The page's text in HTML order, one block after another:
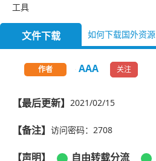
工具
文件下载 如何下载国外资源
作者 AAA 关注
【最后更新】 2021/02/15
【备注】 访问密码：2708
【声明】 自由转载分流